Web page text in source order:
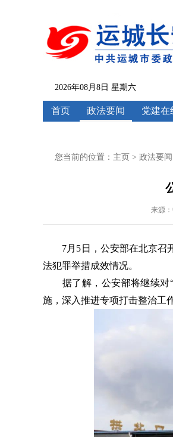
2026年08月8日 星期六
首页 政法要闻 党建在
您当前的位置： 主页 > 政法要闻
来源
7月5日，公安部在北京召开
法犯罪举措成效情况。
据了解，公安部将继续对“
施，深入推进专项打击整治工作